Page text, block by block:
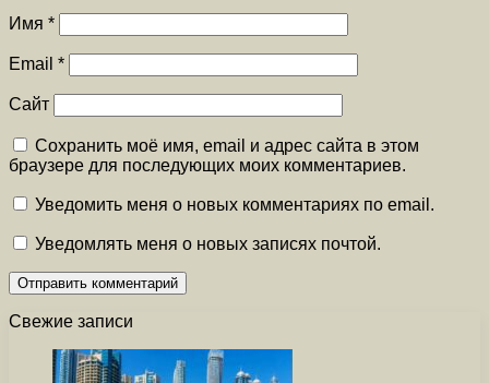
Имя *
Email *
Сайт
Сохранить моё имя, email и адрес сайта в этом
браузере для последующих моих комментариев.
Уведомить меня о новых комментариях по email.
Уведомлять меня о новых записях почтой.
Свежие записи